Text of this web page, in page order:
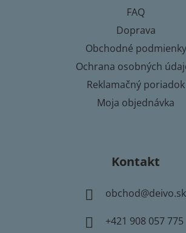
FAQ
Doprava
Obchodné podmienky
Ochrana osobných
Reklamačný poriadok
Moja objednávka
Kontakt
obchod@deivo.sk
+421 908 057 775